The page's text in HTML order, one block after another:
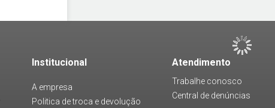
Institucional
A empresa
Politica de troca e devolução
Atendimento
Trabalhe conosco
Central de denúncias